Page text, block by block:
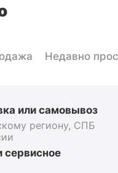
Недавно
или самовывоз
региону, СПБ
сервисное